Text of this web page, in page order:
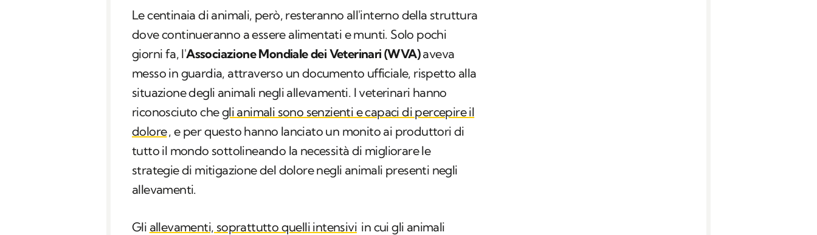
Le centinaia di animali, però, resteranno all'interno della struttura
dove continueranno a essere alimentati e munti. Solo pochi
giorni fa, l'Associazione Mondiale dei Veterinari (WVA)aveva
messo in guardia, attraverso un documento ufficiale, rispetto alla
situazione degli animali negli allevamenti. I veterinari hanno
riconosciuto chegli animali sono senzienti e capaci di percepire il
dolore, e per questo hanno lanciato un monito ai produttori di
tutto il mondo sottolineando la necessità di migliorare le
strategie di mitigazione del dolore negli animali presenti negli
allevamenti.
Gli allevamenti, soprattutto quelli intensivi in cui gli animali